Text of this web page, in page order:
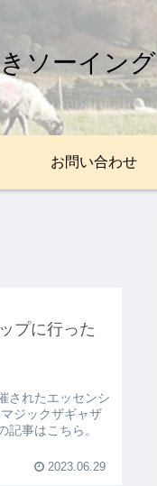
ソーイング
お問い合わせ
プに行った
されたエッセンシ
ジックザギャザ
事はこちら。
2023.06.29